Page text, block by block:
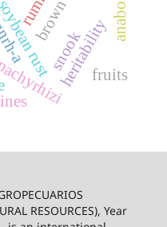
rustheritability
snook
a
fruits
RESOURCES), Year